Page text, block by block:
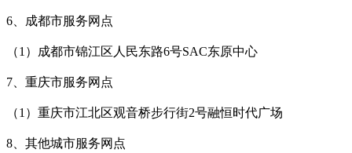
6、成都市服务网点
（1）成都市锦江区人民东路6号SAC东原中心
7、重庆市服务网点
（1）重庆市江北区观音桥步行街2号融恒时代广场
8、其他城市服务网点